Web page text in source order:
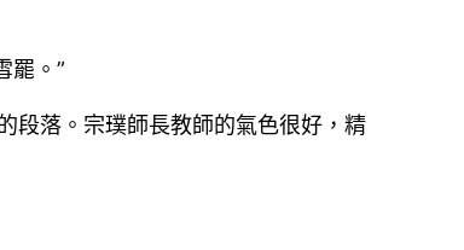
罷。”
段落。宗璞師長教師的氣色很好，精